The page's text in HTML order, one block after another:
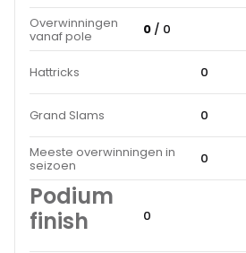
Overwinningen
vanaf pole 0 / 0
Hattricks 0
Grand Slams 0
Meeste overwinningen in
seizoen 0
Podium
finish
0